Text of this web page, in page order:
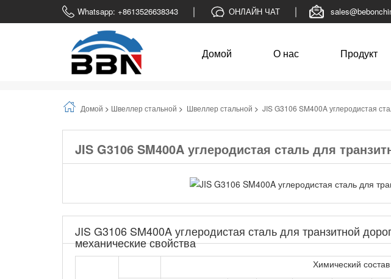
Whatsapp: +8613526638343 ОНЛАЙН ЧАТ
Домой О нас Продукт
Домой > Швеллер стальной > Швеллер стальной > JIS G3106 SM400A углеродистая
JIS G3106 SM400A углеродистая сталь для
JIS G3106 SM400A углеродистая сталь для транзитной
механические свойства
Химический